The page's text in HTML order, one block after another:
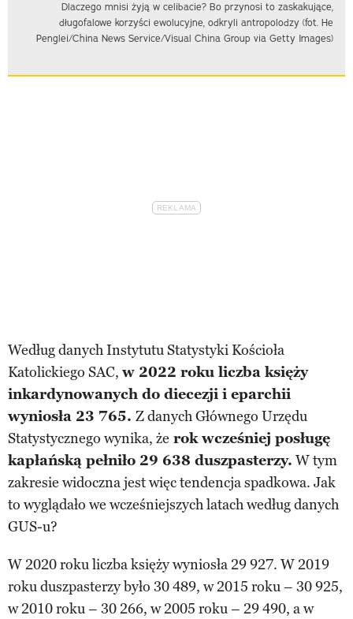
Dlaczego mnisi żyją w celibacie? Bo przynosi to zaskakujące,
długofalowe korzyści ewolucyjne, odkryli antropolodzy (fot. He
Penglei/China News Service/Visual China Group via Getty Images)
Według danych Instytutu Statystyki Kościoła
Katolickiego SAC, w 2022 roku liczba księży
inkardynowanych do diecezji i eparchii
wyniosła 23 765. Z danych Głównego Urzędu
Statystycznego wynika, że rok wcześniej posługę
kapłańską pełniło 29 638 duszpasterzy. W tym
zakresie widoczna jest więc tendencja spadkowa. Jak
to wyglądało we wcześniejszych latach według danych
GUS-u?
W 2020 roku liczba księży wyniosła 29 927. W 2019
roku duszpasterzy było 30 489, w 2015 roku – 30 925,
w 2010 roku – 30 266, w 2005 roku – 29 490, a w